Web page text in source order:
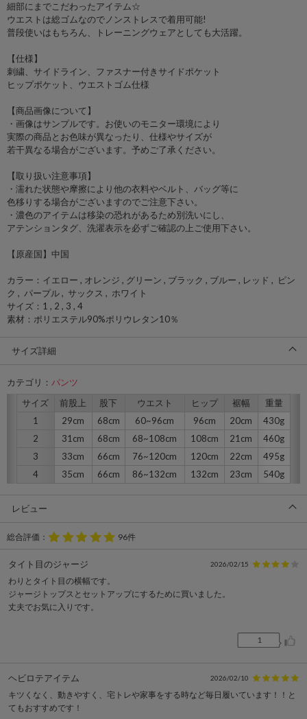
細部にまでこだわったアイテム☆
ウエストは総ゴムなのでノンストレスで着用可能!
普段使いはもちろん、トレーニングウェアとしても大活躍。
【仕様】
刺繍、サイドライン、ファスナー付きサイドポケット
ヒップポケット、ウエストゴム仕様
【商品画像について】
・画像はサンプルです。お使いのモニター環境により
実際の商品とお色味が異なったり、仕様やサイズが
若干異なる場合がございます。予めご了承ください。
【取り扱い注意事項】
・濡れた状態や摩擦により他の衣料やベルト、バッグ等に
色移りする場合がございますのでご注意下さい。
・濃色のアイテムは移染の恐れがあるため別洗いにし、
アテンションタグ、洗濯表示を必ずご確認の上ご使用下さい。
【原産国】中国
カラー：イエロー , オレンジ , グリーン , ブラック , ブルー , レッド , ピン
ク , パープル , サックス , ホワイト
サイズ：1 , 2 , 3 , 4
素材：ポリエステル90%ポリウレタン10％
サイズ詳細
カテゴリ： パンツ
サイズ
前股上 股下 ウエスト ヒップ 裾幅
重量
1
29cm 68cm 60~96cm 96cm 20cm
430g
2
31cm 68cm 68~108cm 108cm 21cm
460g
3
33cm 66cm 76~120cm 120cm 22cm
495g
4
35cm 66cm 86~132cm 132cm 23cm 540g
レビュー
総合評価： 96件
タイト目のジャージ 2026/02/15
わりとタイト目の横幅です。
ジャージトップスとセットアップにするために買いました。
丈夫でお気に入りです。
1
ヘビロテアイテム 2026/02/10
キツくなく、動きやすく、宅トレや家事をする時など毎日履いています！！と
てもおすすめです！